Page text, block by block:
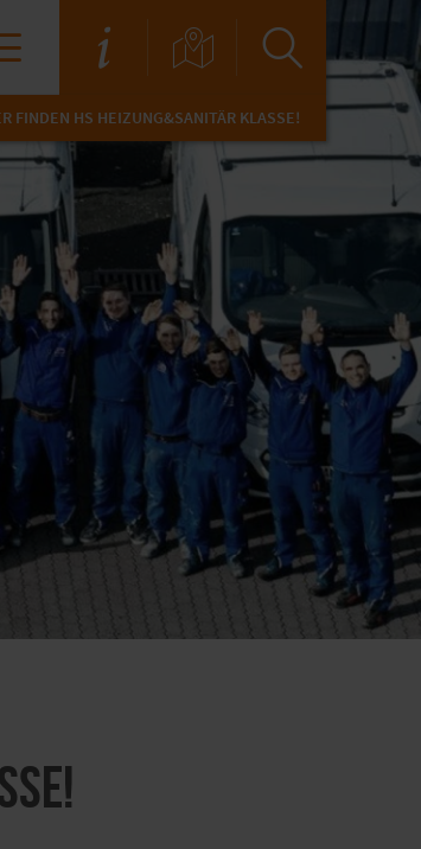
FINDEN HS HEIZUNG&SANITÄR KLASSE!